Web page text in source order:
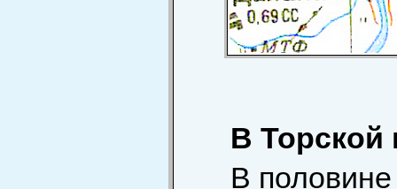
В Торской
В половине